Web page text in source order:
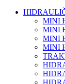
MINI
MINI
MINI
MINI